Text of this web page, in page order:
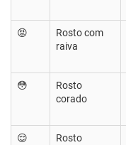
😡
Rosto com
raiva
😳
Rosto
corado
😌
Rosto